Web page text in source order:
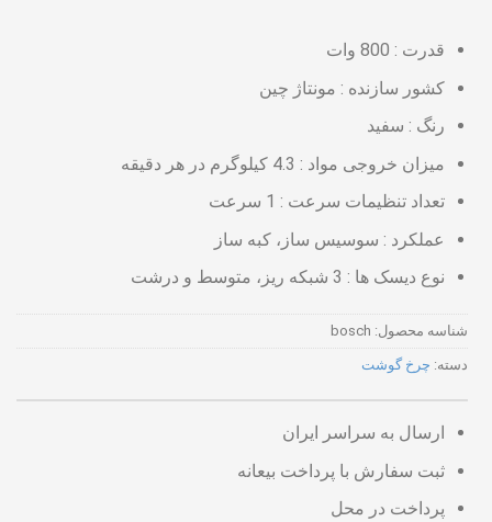
قدرت : 800 وات
کشور سازنده : مونتاژ چین
رنگ : سفید
میزان خروجی مواد : 4.3 کیلوگرم در هر دقیقه
تعداد تنظیمات سرعت : 1 سرعت
عملکرد : سوسیس ساز، کبه ساز
نوع دیسک ها : 3 شبکه ریز، متوسط و درشت
شناسه محصول: bosch
دسته: چرخ گوشت
ارسال به سراسر ایران
ثبت سفارش با پرداخت بیعانه
پرداخت در محل